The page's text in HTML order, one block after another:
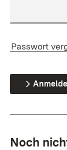
Passwort
Noch